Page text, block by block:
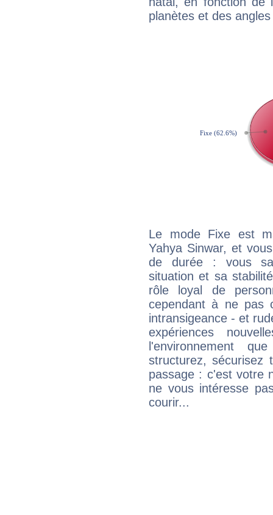
planètes et des
Le mode Fixe est
Yahya Sinwar, et
de durée : vous
situation et sa
rôle loyal de
cependant à ne pas
intransigeance - et
expériences
l'environnement
structurez, sécurisez
passage : c'est votre
ne vous intéresse
courir...